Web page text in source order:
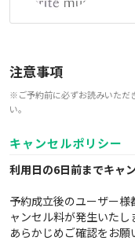
注意事項
※ご予約前に必ずお読みいただ
い。
キャンセルポリシー
利用日の6日前までキャ
予約成立後のユーザー
ャンセル料が発生いたし
あらかじめご確認をお願